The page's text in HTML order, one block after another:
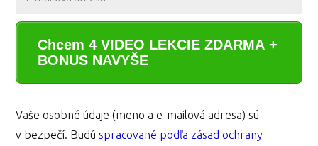
Chcem 4 VIDEO LEKCIE ZDARMA +
BONUS NAVYŠE
Vaše osobné údaje (meno a e-mailová adresa) sú
v bezpečí. Budú spracované podľa zásad ochrany